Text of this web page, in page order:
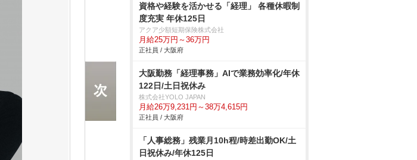
資格や経験を活かせる「経理」 各種休暇制
度充実 年休125日
アクア少額短期保険株式会社
月給25万円～36万円
正社員 / 大阪府
大阪勤務「経理事務」AIで業務効率化/年休
122日/土日祝休み
株式会社YOLO JAPAN
月給26万9,231円～38万4,615円
正社員 / 大阪府
「人事総務」残業月10h程/時差出勤OK/土
日祝休み/年休125日